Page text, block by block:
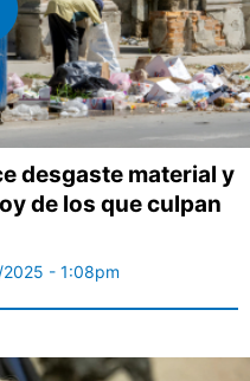
desgaste material y
de los que culpan
- 1:08pm